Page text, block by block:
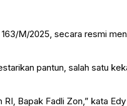
M/2025, secara resmi
pantun, salah satu
Bapak Fadli Zon,” kata